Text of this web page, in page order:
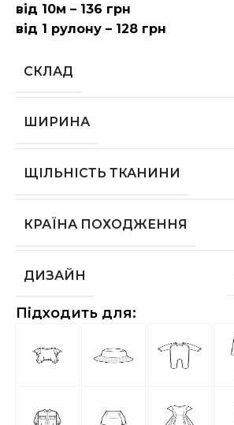
від 10м – 136 грн
від 1 рулону – 128 грн
СКЛАД
ШИРИНА
ЩІЛЬНІСТЬ ТКАНИНИ
КРАЇНА ПОХОДЖЕННЯ
ДИЗАЙН
Підходить для: